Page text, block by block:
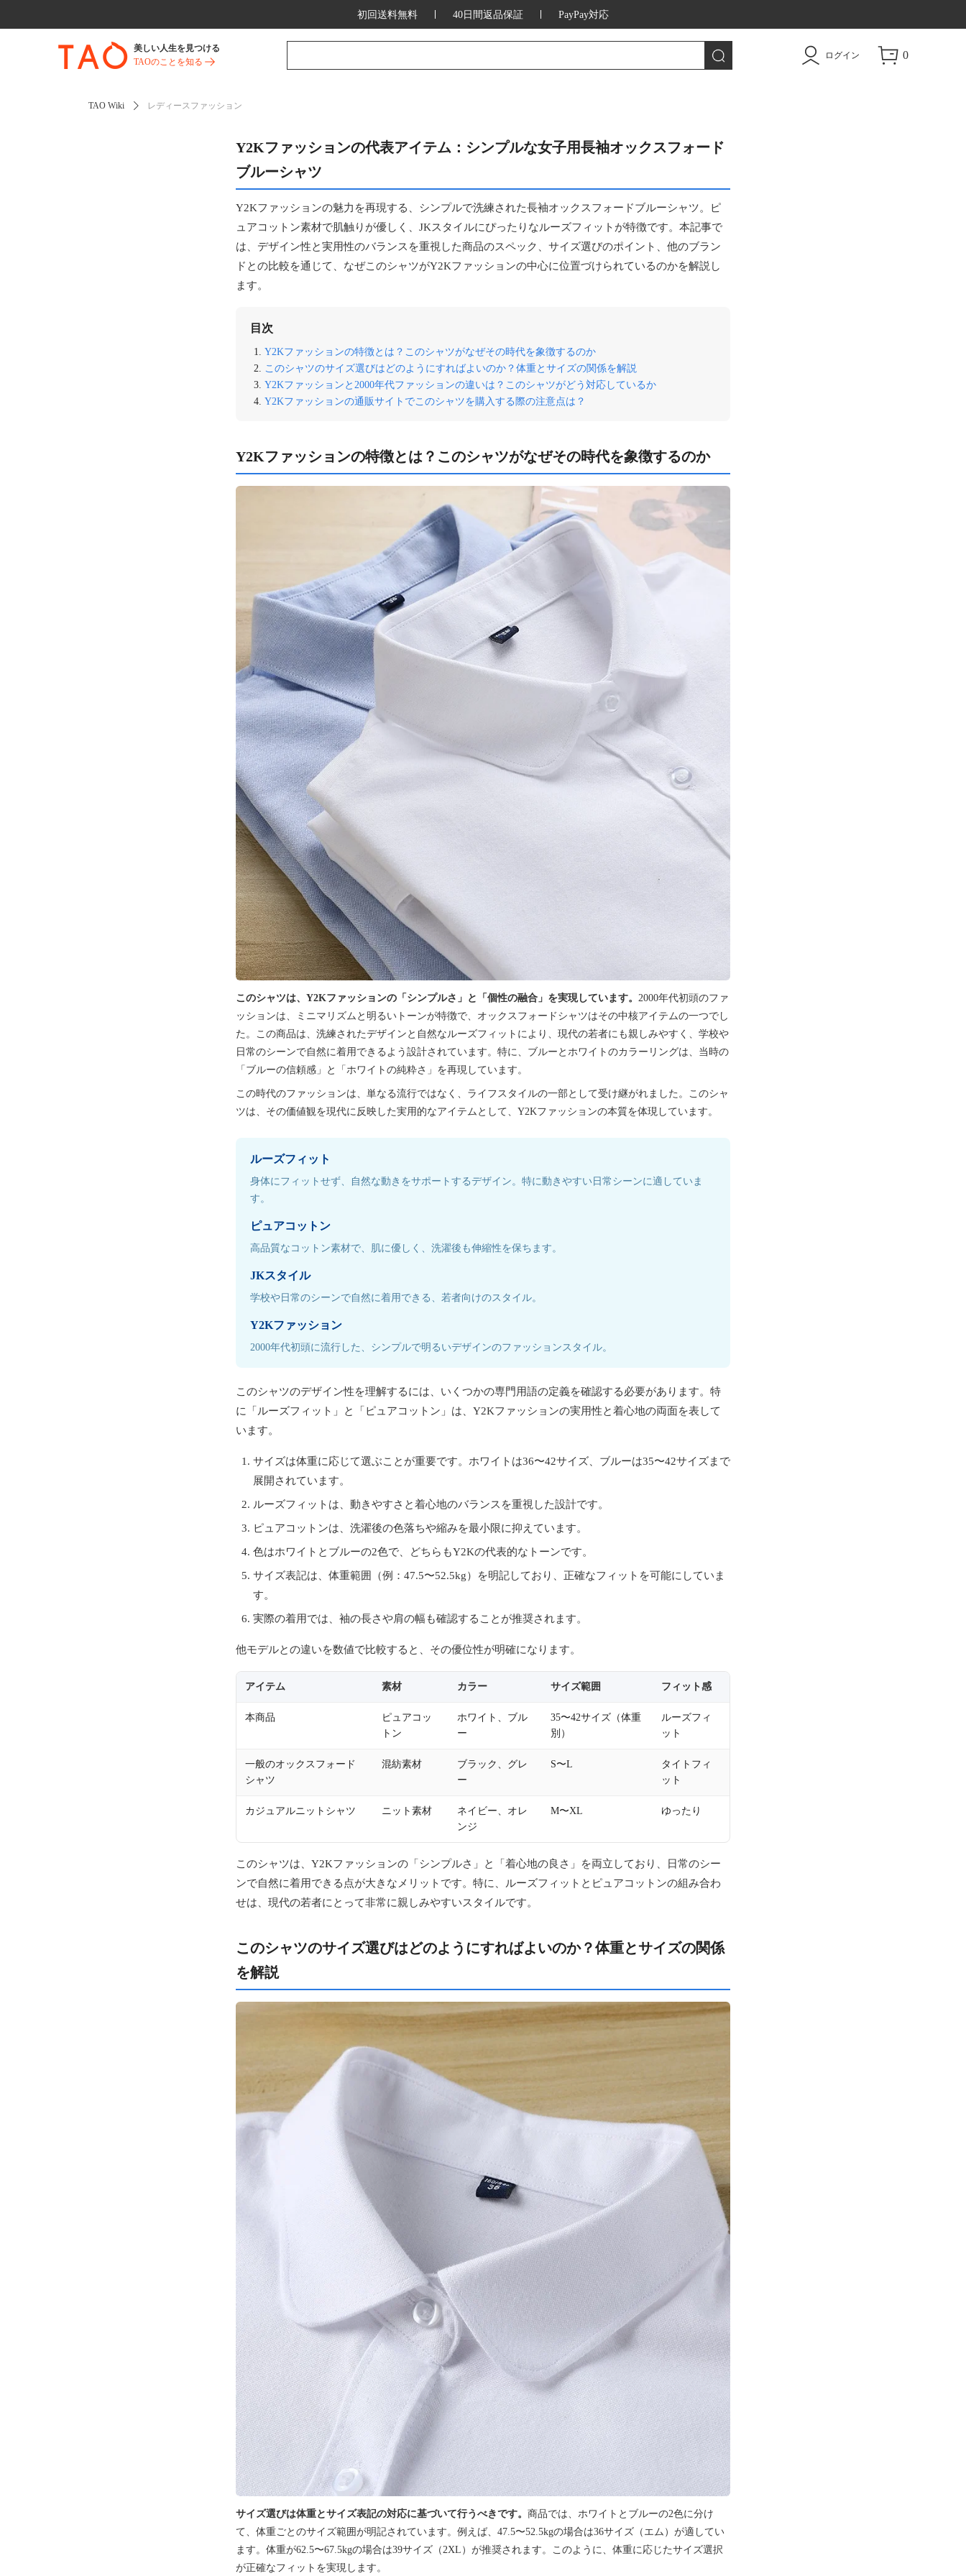
初回送料無料 40日間返品保証 PayPay対応
美しい人生を見つける
TAOのことを知る
ログイン 0
TAO Wiki レディースファッション
Y2Kファッションの代表アイテム：シンプルな女子用長袖オックスフォード
ブルーシャツ
Y2Kファッションの魅力を再現する、シンプルで洗練された長袖オックスフォードブルーシャツ。ピ
ュアコットン素材で肌触りが優しく、JKスタイルにぴったりなルーズフィットが特徴です。本記事で
は、デザイン性と実用性のバランスを重視した商品のスペック、サイズ選びのポイント、他のブラン
ドとの比較を通じて、なぜこのシャツがY2Kファッションの中心に位置づけられているのかを解説し
ます。
目次
Y2Kファッションの特徴とは？このシャツがなぜその時代を象徴するのか
このシャツのサイズ選びはどのようにすればよいのか？体重とサイズの関係を解説
Y2Kファッションと2000年代ファッションの違いは？このシャツがどう対応しているか
Y2Kファッションの通販サイトでこのシャツを購入する際の注意点は？
Y2Kファッションの特徴とは？このシャツがなぜその時代を象徴するのか
このシャツは、Y2Kファッションの「シンプルさ」と「個性の融合」を実現しています。 2000年代初頭のファ
ッションは、ミニマリズムと明るいトーンが特徴で、オックスフォードシャツはその中核アイテムの一つでし
た。この商品は、洗練されたデザインと自然なルーズフィットにより、現代の若者にも親しみやすく、学校や
日常のシーンで自然に着用できるよう設計されています。特に、ブルーとホワイトのカラーリングは、当時の
「ブルーの信頼感」と「ホワイトの純粋さ」を再現しています。
この時代のファッションは、単なる流行ではなく、ライフスタイルの一部として受け継がれました。このシャ
ツは、その価値観を現代に反映した実用的なアイテムとして、Y2Kファッションの本質を体現しています。
ルーズフィット
身体にフィットせず、自然な動きをサポートするデザイン。特に動きやすい日常シーンに適していま
す。
ピュアコットン
高品質なコットン素材で、肌に優しく、洗濯後も伸縮性を保ちます。
JKスタイル
学校や日常のシーンで自然に着用できる、若者向けのスタイル。
Y2Kファッション
2000年代初頭に流行した、シンプルで明るいデザインのファッションスタイル。
このシャツのデザイン性を理解するには、いくつかの専門用語の定義を確認する必要があります。特
に「ルーズフィット」と「ピュアコットン」は、Y2Kファッションの実用性と着心地の両面を表して
います。
サイズは体重に応じて選ぶことが重要です。ホワイトは36〜42サイズ、ブルーは35〜42サイズまで
展開されています。
ルーズフィットは、動きやすさと着心地のバランスを重視した設計です。
ピュアコットンは、洗濯後の色落ちや縮みを最小限に抑えています。
色はホワイトとブルーの2色で、どちらもY2Kの代表的なトーンです。
サイズ表記は、体重範囲（例：47.5〜52.5kg）を明記しており、正確なフィットを可能にしていま
す。
実際の着用では、袖の長さや肩の幅も確認することが推奨されます。
他モデルとの違いを数値で比較すると、その優位性が明確になります。
アイテム 素材 カラー サイズ範囲 フィット感
本商品
ピュアコッ
トン
ホワイト、ブル
ー
35〜42サイズ（体重
別）
ルーズフィ
ット
一般のオックスフォード
シャツ
混紡素材
ブラック、グレ
ー
S〜L
タイトフィ
ット
カジュアルニットシャツ ニット素材
ネイビー、オレ
ンジ
M〜XL ゆったり
このシャツは、Y2Kファッションの「シンプルさ」と「着心地の良さ」を両立しており、日常のシー
ンで自然に着用できる点が大きなメリットです。特に、ルーズフィットとピュアコットンの組み合わ
せは、現代の若者にとって非常に親しみやすいスタイルです。
このシャツのサイズ選びはどのようにすればよいのか？体重とサイズの関係
を解説
サイズ選びは体重とサイズ表記の対応に基づいて行うべきです。 商品では、ホワイトとブルーの2色に分け
て、体重ごとのサイズ範囲が明記されています。例えば、47.5〜52.5kgの場合は36サイズ（エム）が適してい
ます。体重が62.5〜67.5kgの場合は39サイズ（2XL）が推奨されます。このように、体重に応じたサイズ選択
が正確なフィットを実現します。